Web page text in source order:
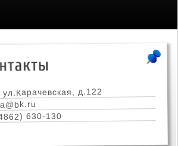
ул.Карачевская, д.122
630-130